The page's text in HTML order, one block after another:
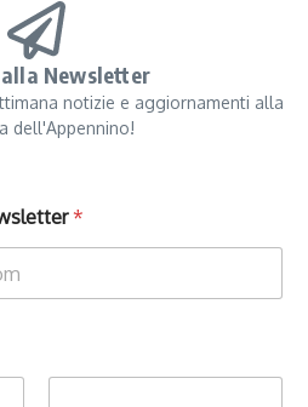
Newsletter
notizie e aggiornamenti alla
dell'Appennino!
*